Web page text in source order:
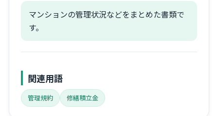
マンションの管理状況などをまとめた書類で
す。
関連用語
管理規約 修繕積立金